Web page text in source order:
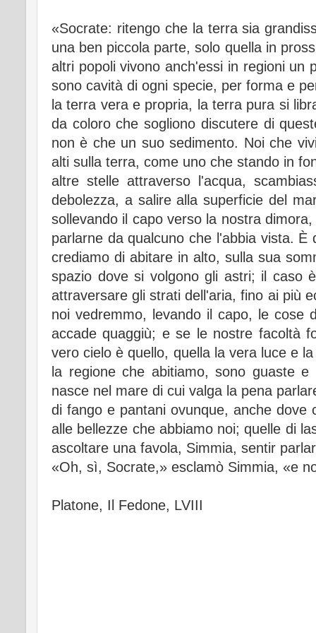
«Socrate: ritengo che la terra sia
una ben piccola parte, solo quella in
altri popoli vivono anch'essi in regioni
sono cavità di ogni specie, per forma e
la terra vera e propria, la terra pura si
da coloro che sogliono discutere di
non è che un suo sedimento. Noi che
alti sulla terra, come uno che stando in
altre stelle attraverso l'acqua,
debolezza, a salire alla superficie del
sollevando il capo verso la nostra
parlarne da qualcuno che l'abbia vista.
crediamo di abitare in alto, sulla sua
spazio dove si volgono gli astri; il caso
attraversare gli strati dell'aria, fino ai più
noi vedremmo, levando il capo, le cose
accade quaggiù; e se le nostre facoltà
vero cielo è quello, quella la vera luce e
la regione che abitiamo, sono guaste
nasce nel mare di cui valga la pena
di fango e pantani ovunque, anche
alle bellezze che abbiamo noi; quelle di
ascoltare una favola, Simmia, sentir
«Oh, sì, Socrate,» esclamò Simmia, «e
Platone, Il Fedone, LVIII